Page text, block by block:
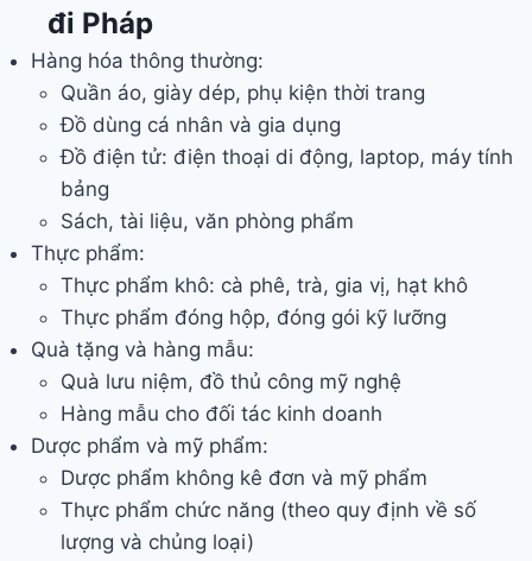
đi Pháp
Hàng hóa thông thường:
Quần áo, giày dép, phụ kiện thời trang
Đồ dùng cá nhân và gia dụng
Đồ điện tử: điện thoại di động, laptop, máy tính
bảng
Sách, tài liệu, văn phòng phẩm
Thực phẩm:
Thực phẩm khô: cà phê, trà, gia vị, hạt khô
Thực phẩm đóng hộp, đóng gói kỹ lưỡng
Quà tặng và hàng mẫu:
Quà lưu niệm, đồ thủ công mỹ nghệ
Hàng mẫu cho đối tác kinh doanh
Dược phẩm và mỹ phẩm:
Dược phẩm không kê đơn và mỹ phẩm
Thực phẩm chức năng (theo quy định về số
lượng và chủng loại)